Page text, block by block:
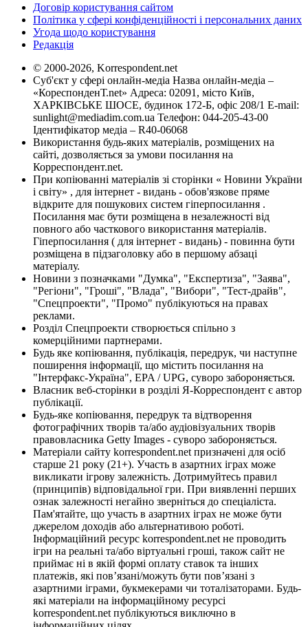
Договір користування сайтом
Політика у сфері конфіденційності і персональних даних
Угода щодо користування
Редакція
© 2000-2026, Korrespondent.net
Суб'єкт у сфері онлайн-медіа Назва онлайн-медіа –
«КореспонденТ.net» Адреса: 02091, місто Київ,
ХАРКІВСЬКЕ ШОСЕ, будинок 172-Б, офіс 208/1 E-mail:
sunlight@mediadim.com.ua Телефон: 044-205-43-00
Ідентифікатор медіа – R40-06068
Використання будь-яких матеріалів, розміщених на
сайті, дозволяється за умови посилання на
Корреспондент.net.
При копіюванні матеріалів зі сторінки « Новини України
і світу» , для інтернет - видань - обов'язкове пряме
відкрите для пошукових систем гіперпосилання .
Посилання має бути розміщена в незалежності від
повного або часткового використання матеріалів.
Гіперпосилання ( для інтернет - видань) - повинна бути
розміщена в підзаголовку або в першому абзаці
матеріалу.
Новини з позначками "Думка", "Експертиза", "Заява",
"Регіони", "Гроші", "Влада", "Вибори", "Тест-драйв",
"Спецпроекти", "Промо" публікуються на правах
реклами.
Розділ Спецпроекти створюється спільно з
комерційними партнерами.
Будь яке копіювання, публікація, передрук, чи наступне
поширення інформації, що містить посилання на
"Інтерфакс-Україна", EPA / UPG, суворо забороняється.
Власник веб-сторінки в розділі Я-Корреспондент є автор
публікації.
Будь-яке копіювання, передрук та відтворення
фотографічних творів та/або аудіовізуальних творів
правовласника Getty Images - суворо забороняється.
Матеріали сайту korrespondent.net призначені для осіб
старше 21 року (21+). Участь в азартних іграх може
викликати ігрову залежність. Дотримуйтесь правил
(принципів) відповідальної гри. При виявленні перших
ознак залежності негайно зверніться до спеціаліста.
Пам'ятайте, що участь в азартних іграх не може бути
джерелом доходів або альтернативою роботі.
Інформаційний ресурс korrespondent.net не проводить
ігри на реальні та/або віртуальні гроші, також сайт не
приймає ні в якій формі оплату ставок та інших
платежів, які пов’язані/можуть бути пов’язані з
азартними іграми, букмекерами чи тоталізаторами. Будь-
які матеріали на інформаційному ресурсі
korrespondent.net публікуються виключно в